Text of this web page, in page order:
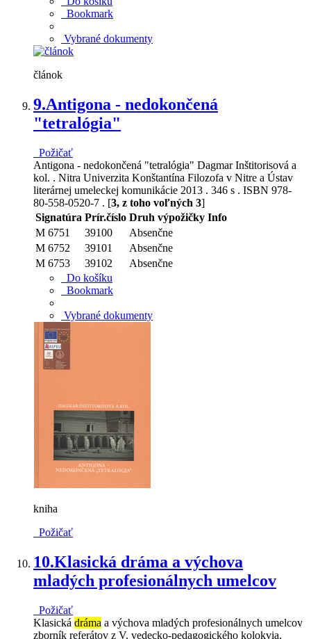
Bookmark
Vybrané dokumenty
článok
9.Antigona - nedokončená
"tetralógia"
Požičať
Antigona - nedokončená "tetralógia" Dagmar Inštitorisová a
kol. . Nitra Univerzita Konštantína Filozofa v Nitre a Ústav
literárnej umeleckej komunikácie 2013 . 346 s . ISBN 978-
80-558-0520-7 . [3, z toho voľných 3]
Signatúra Prír.číslo Druh výpožičky Info
M 6751
39100
Absenčne
M 6752
39101
Absenčne
M 6753
39102
Absenčne
Do košíku
Bookmark
Vybrané dokumenty
kniha
Požičať
10.Klasická dráma a výchova
mladých profesionálnych umelcov
Požičať
Klasická dráma a výchova mladých profesionálnych umelcov
zborník referátov z V. vedecko-pedagogického kolokvia,